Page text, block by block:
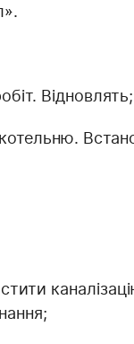
Відновлять;